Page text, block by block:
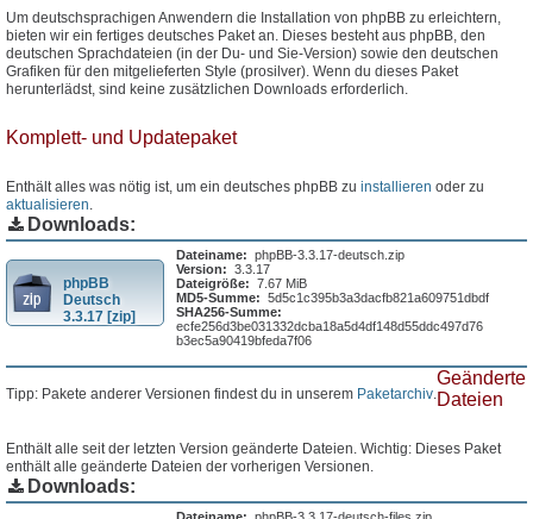
Um deutschsprachigen Anwendern die Installation von phpBB zu erleichtern,
bieten wir ein fertiges deutsches Paket an. Dieses besteht aus phpBB, den
deutschen Sprachdateien (in der Du- und Sie-Version) sowie den deutschen
Grafiken für den mitgelieferten Style (prosilver). Wenn du dieses Paket
herunterlädst, sind keine zusätzlichen Downloads erforderlich.
Komplett- und Updatepaket
Enthält alles was nötig ist, um ein deutsches phpBB zu installieren oder zu
aktualisieren.
Downloads:
phpBB
Deutsch
3.3.17 [zip]
Dateiname: phpBB-3.3.17-deutsch.zip
Version: 3.3.17
Dateigröße: 7.67 MiB
MD5-Summe: 5d5c1c395b3a3dacfb821a609751dbdf
SHA256-Summe:
ecfe256d3be031332dcba18a5d4df148d55ddc497d76
b3ec5a90419bfeda7f06
Tipp: Pakete anderer Versionen findest du in unserem Paketarchiv.
Geänderte
Dateien
Enthält alle seit der letzten Version geänderte Dateien. Wichtig: Dieses Paket
enthält alle geänderte Dateien der vorherigen Versionen.
Downloads: